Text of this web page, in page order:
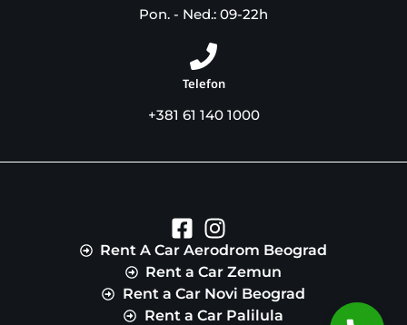
Pon. - Ned.: 09-22h
Telefon
+381 61 140 1000
Rent A Car Aerodrom Beograd
Rent a Car Zemun
Rent a Car Novi Beograd
Rent a Car Palilula